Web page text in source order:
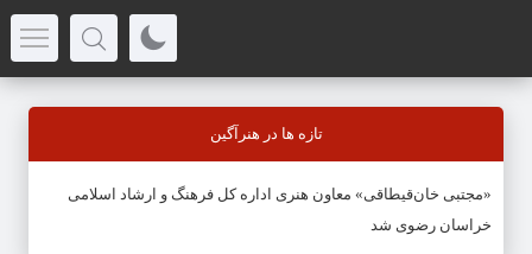
تازه ها در هنرآگین
«مجتبی خان‌قیطاقی» معاون هنری اداره کل فرهنگ و ارشاد اسلامی
خراسان رضوی شد